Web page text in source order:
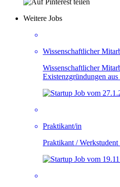
Weitere Jobs
Wissenschaftlicher
Wissenschaftlicher
Existenzgründungen
Praktikant/in
Praktikant /